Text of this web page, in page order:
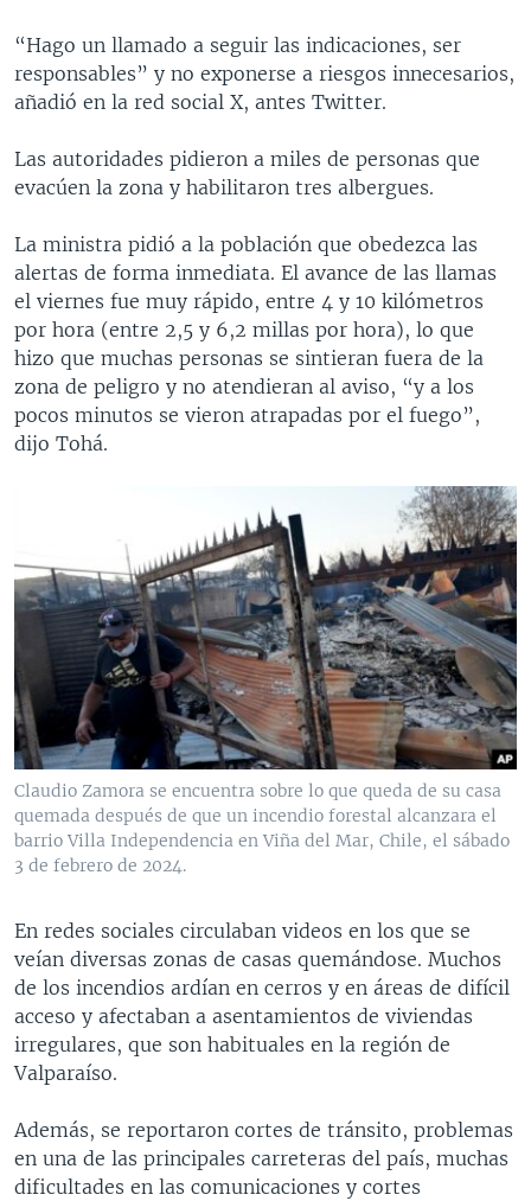
“Hago un llamado a seguir las indicaciones, ser
responsables” y no exponerse a riesgos innecesarios,
añadió en la red social X, antes Twitter.
Las autoridades pidieron a miles de personas que
evacúen la zona y habilitaron tres albergues.
La ministra pidió a la población que obedezca las
alertas de forma inmediata. El avance de las llamas
el viernes fue muy rápido, entre 4 y 10 kilómetros
por hora (entre 2,5 y 6,2 millas por hora), lo que
hizo que muchas personas se sintieran fuera de la
zona de peligro y no atendieran al aviso, “y a los
pocos minutos se vieron atrapadas por el fuego”,
dijo Tohá.
Claudio Zamora se encuentra sobre lo que queda de su casa
quemada después de que un incendio forestal alcanzara el
barrio Villa Independencia en Viña del Mar, Chile, el sábado
3 de febrero de 2024.
En redes sociales circulaban videos en los que se
veían diversas zonas de casas quemándose. Muchos
de los incendios ardían en cerros y en áreas de difícil
acceso y afectaban a asentamientos de viviendas
irregulares, que son habituales en la región de
Valparaíso.
Además, se reportaron cortes de tránsito, problemas
en una de las principales carreteras del país, muchas
dificultades en las comunicaciones y cortes